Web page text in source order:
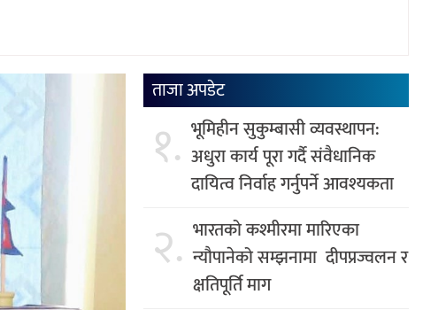
ताजा अपडेट
१. भूमिहीन सुकुम्बासी व्यवस्थापन:
अधुरा कार्य पूरा गर्दै संवैधानिक
दायित्व निर्वाह गर्नुपर्ने आवश्यकता
२. भारतको कश्मीरमा मारिएका
न्यौपानेको सम्झनामा दीपप्रज्वलन र
क्षतिपूर्ति माग